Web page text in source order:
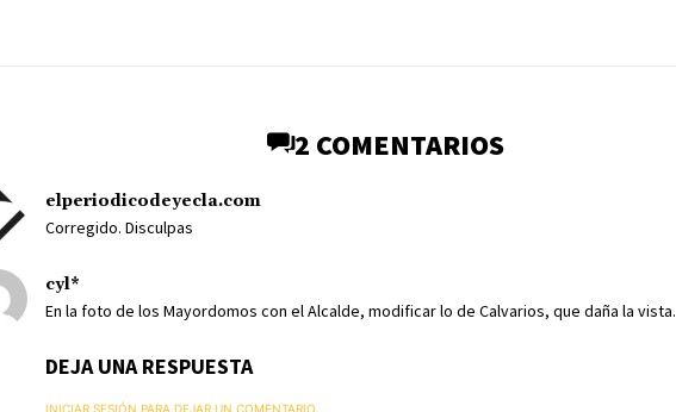
2 COMENTARIOS
elperiodicodeyecla.com
Corregido. Disculpas
cyl*
En la foto de los Mayordomos con el Alcalde, modificar lo de Calvarios, que daña la vista.
DEJA UNA RESPUESTA
INICIAR SESIÓN PARA DEJAR UN COMENTARIO